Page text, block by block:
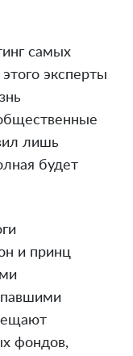
самых
эксперты
лишь
будет
и принц
фондов,